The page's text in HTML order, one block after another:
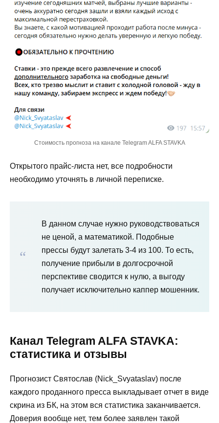
Стоимость прогноза на канале Telegram ALFA STAVKA
Открытого прайс-листа нет, все подробности
необходимо уточнять в личной переписке.
В данном случае нужно руководствоваться
не ценой, а математикой. Подобные
прессы будут залетать 3-4 из 100. То есть,
получение прибыли в долгосрочной
перспективе сводится к нулю, а выгоду
получает исключительно каппер мошенник.
Канал Telegram ALFA STAVKA:
статистика и отзывы
Прогнозист Святослав (Nick_Svyataslav) после
каждого проданного пресса выкладывает отчет в виде
скрина из БК, на этом вся статистика заканчивается.
Доверия вообще нет, тем более заявлен такой